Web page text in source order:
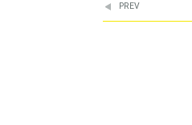
PREV